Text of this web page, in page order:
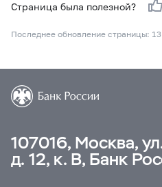
Страница была полезной?
Последнее обновление страницы:
107016, Москва,
д. 12, к. В, Банк